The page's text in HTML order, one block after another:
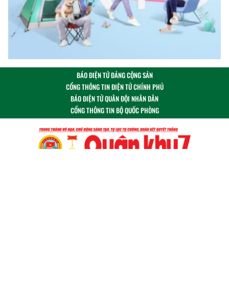
BÁO ĐIỆN TỬ ĐẢNG CỘNG SẢN
CỔNG THÔNG TIN ĐIỆN TỬ CHÍNH PHỦ
BÁO ĐIỆN TỬ QUÂN ĐỘI NHÂN DÂN
CỔNG THÔNG TIN BỘ QUỐC PHÒNG